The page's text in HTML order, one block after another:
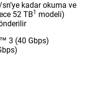
kadar okuma ve
52 TB1
modeli)
3 (40 Gbps)